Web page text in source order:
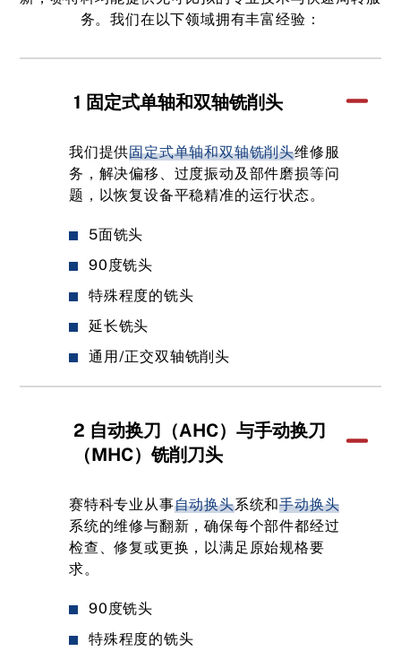
务。我们在以下领域拥有丰富经验：
1 固定式单轴和双轴铣削头
我们提供固定式单轴和双轴铣削头维修服
务，解决偏移、过度振动及部件磨损等问
题，以恢复设备平稳精准的运行状态。
5面铣头
90度铣头
特殊程度的铣头
延长铣头
通用/正交双轴铣削头
2 自动换刀（AHC）与手动换刀
（MHC）铣削刀头
赛特科专业从事自动换头系统和手动换头
系统的维修与翻新，确保每个部件都经过
检查、修复或更换，以满足原始规格要
求。
90度铣头
特殊程度的铣头